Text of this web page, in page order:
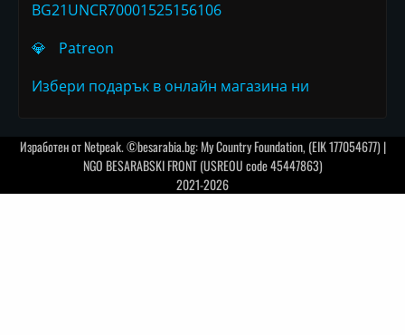
BG21UNCR70001525156106
💎
Patreon
Избери подарък в онлайн магазина ни
Изработен отNetpeak. ©besarabia.bg: My Country Foundation, (EIK 177054677) |
NGO BESARABSKI FRONT (USREOU code 45447863)
2021-2026